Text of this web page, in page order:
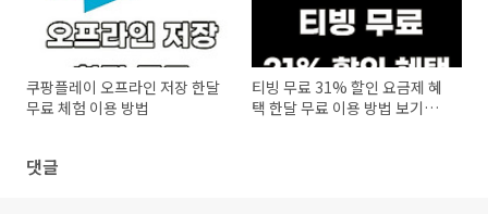
쿠팡플레이 오프라인 저장 한달
무료 체험 이용 방법
티빙 무료 31% 할인 요금제 혜
택 한달 무료 이용 방법 보기
댓글